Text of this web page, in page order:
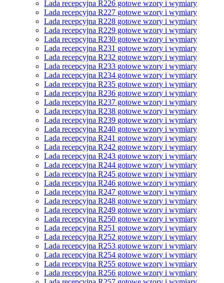
Lada recepcyjna R226 gotowe wzory i wymiary
Lada recepcyjna R227 gotowe wzory i wymiary
Lada recepcyjna R228 gotowe wzory i wymiary
Lada recepcyjna R229 gotowe wzory i wymiary
Lada recepcyjna R230 gotowe wzory i wymiary
Lada recepcyjna R231 gotowe wzory i wymiary
Lada recepcyjna R232 gotowe wzory i wymiary
Lada recepcyjna R233 gotowe wzory i wymiary
Lada recepcyjna R234 gotowe wzory i wymiary
Lada recepcyjna R235 gotowe wzory i wymiary
Lada recepcyjna R236 gotowe wzory i wymiary
Lada recepcyjna R237 gotowe wzory i wymiary
Lada recepcyjna R238 gotowe wzory i wymiary
Lada recepcyjna R239 gotowe wzory i wymiary
Lada recepcyjna R240 gotowe wzory i wymiary
Lada recepcyjna R241 gotowe wzory i wymiary
Lada recepcyjna R242 gotowe wzory i wymiary
Lada recepcyjna R243 gotowe wzory i wymiary
Lada recepcyjna R244 gotowe wzory i wymiary
Lada recepcyjna R245 gotowe wzory i wymiary
Lada recepcyjna R246 gotowe wzory i wymiary
Lada recepcyjna R247 gotowe wzory i wymiary
Lada recepcyjna R248 gotowe wzory i wymiary
Lada recepcyjna R249 gotowe wzory i wymiary
Lada recepcyjna R250 gotowe wzory i wymiary
Lada recepcyjna R251 gotowe wzory i wymiary
Lada recepcyjna R252 gotowe wzory i wymiary
Lada recepcyjna R253 gotowe wzory i wymiary
Lada recepcyjna R254 gotowe wzory i wymiary
Lada recepcyjna R255 gotowe wzory i wymiary
Lada recepcyjna R256 gotowe wzory i wymiary